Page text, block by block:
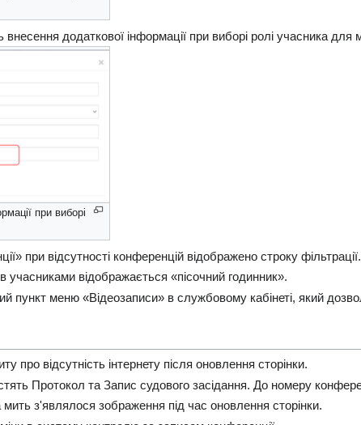
додаткової інформації при виборі ролі учасника
при виборі
при відсутності конференцій відображено строку фільтрації.
учасниками відображається «пісочний годинник».
пункт меню «Відеозаписи» в службовому кабінеті, який
про відсутність інтернету після оновлення сторінки.
Протокол та Запис судового засідання. До номеру
мить з'являлося зображення під час оновлення сторінки.